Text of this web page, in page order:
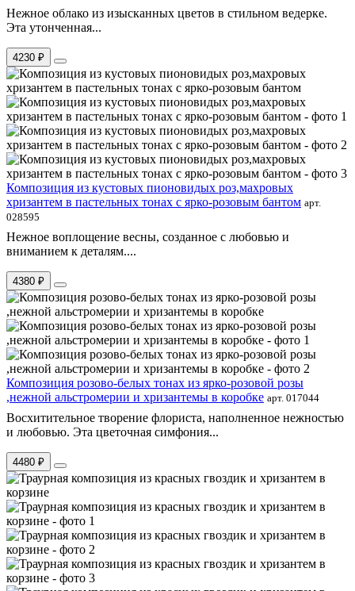
Нежное облако из изысканных цветов в стильном ведерке.
Эта утонченная...
4230 ₽
Композиция из кустовых пионовидых роз,махровых
хризантем в пастельных тонах с ярко-розовым бантом арт.
028595
Нежное воплощение весны, созданное с любовью и
вниманием к деталям....
4380 ₽
Композиция розово-белых тонах из ярко-розовой розы
,нежной альстромерии и хризантемы в коробке арт. 017044
Восхитительное творение флориста, наполненное нежностью
и любовью. Эта цветочная симфония...
4480 ₽